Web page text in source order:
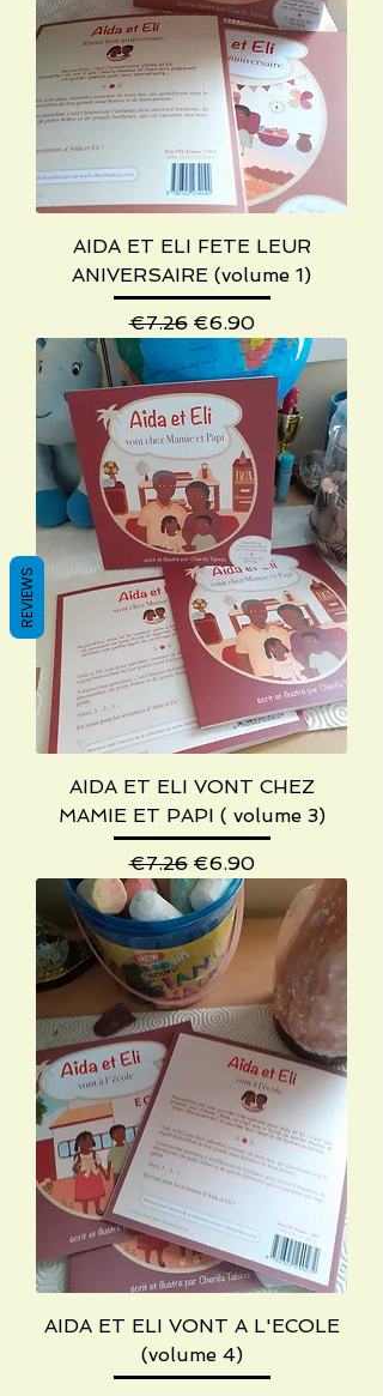
AIDA ET ELI FETE LEUR
ANIVERSAIRE (volume 1)
Regular Price
€7.26 Sale Price
€6.90
AIDA ET ELI VONT CHEZ
MAMIE ET PAPI ( volume 3)
Regular Price
€7.26 Sale Price
€6.90
AIDA ET ELI VONT A L'ECOLE
(volume 4)
REVIEWS